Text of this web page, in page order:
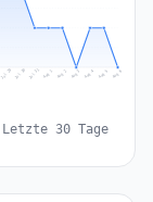
Jul 29 Jul 30 Jul 31 Aug 1 Aug 2 Aug 3 Aug 4 Aug 5 Aug 6
Letzte 30 Tage